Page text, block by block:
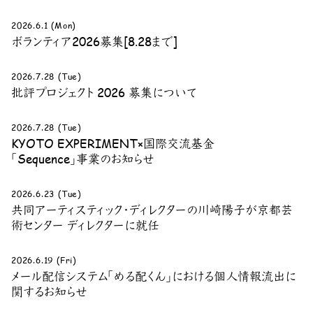
2026.6.1 (Mon)
ボランティア2026募集[8.28まで]
2026.7.28 (Tue)
批評プロジェクト 2026 募集について
2026.7.28 (Tue)
KYOTO EXPERIMENT×国際交流基金
「Sequence」事業のお知らせ
2026.6.23 (Tue)
共同アーティスティック・ディレクターの川崎陽子が京都芸
術センター ディレクターに就任
2026.6.19 (Fri)
メール配信システム「める配くん」における個人情報流出に
関するお知らせ